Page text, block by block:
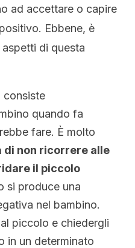
ad accettare o capire
positivo. Ebbene, è
di questa
consiste
quando fa
fare. È molto
di non ricorrere alle
il piccolo
si produce una
nel bambino.
piccolo e chiedergli
in un determinato